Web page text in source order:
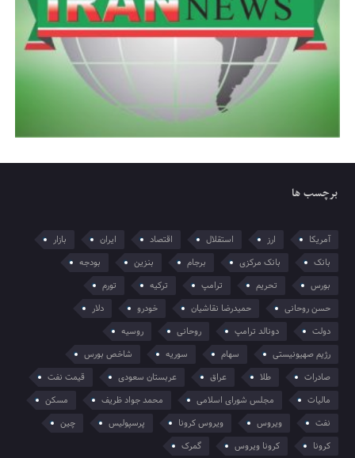
برچسب ها
آمریکا ارز استقلال اقتصاد ایران
بازار
بانک
بانک مرکزی برجام بنزین
بودجه
بورس
تحریم ترامپ ترکیه
تورم
حسن روحانی
حمیدرضا نقاشیان خودرو
دلار
دولت
دونالد ترامپ روحانی
روسیه
رژیم صهیونیستی
سهام سوریه
شاخص بورس
صادرات
طلا عراق عربستان سعودی
قیمت نفت
مالیات
مجلس شورای اسلامی محمد جواد ظریف
مسکن
نفت
ویروس ویروس کرونا پرسپولیس
چین
کرونا
کرونا ویروس گمرک